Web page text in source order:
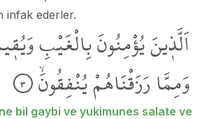
infak ederler.
اَلَّذ۪ينَيُؤْمِنُونَبِالْغَيْبِ
وَمِمَّارَزَقْنَاهُمْيُنْفِقُونَۙ ٣
bil gaybi ve yukimunes salate ve